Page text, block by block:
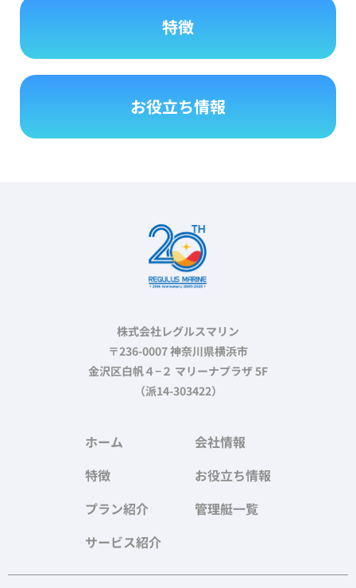
特徴
お役立ち情報
株式会社レグルスマリン
〒236-0007 神奈川県横浜市
金沢区白帆４−２ マリーナプラザ 5F
（派14-303422）
ホーム
特徴
プラン紹介
サービス紹介
会社情報
お役立ち情報
管理艇一覧